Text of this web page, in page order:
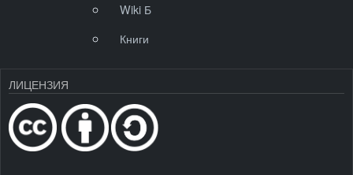
Wiki Б
Книги
ЛИЦЕНЗИЯ